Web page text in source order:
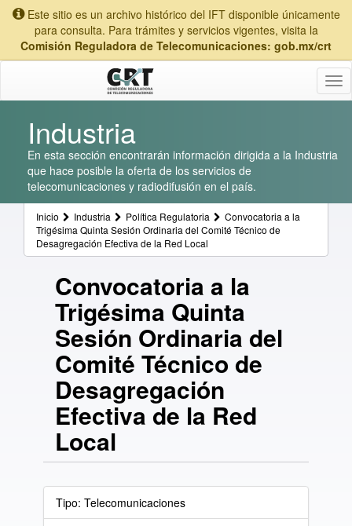
Este sitio es un archivo histórico del IFT disponible únicamente
para consulta. Para trámites y servicios vigentes, visita la
Comisión Reguladora de Telecomunicaciones: gob.mx/crt
Industria
En esta sección encontrarán información dirigida a la Industria
que hace posible la oferta de los servicios de
telecomunicaciones y radiodifusión en el país.
Inicio Industria Política Regulatoria
Convocatoria a la
Trigésima Quinta Sesión Ordinaria del Comité Técnico de
Desagregación Efectiva de la Red Local
Convocatoria a la
Trigésima Quinta
Sesión Ordinaria del
Comité Técnico de
Desagregación
Efectiva de la Red
Local
Tipo: Telecomunicaciones